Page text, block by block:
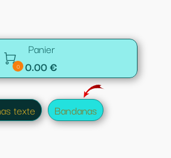

0
Panier
0.00 €
texte Bandanas